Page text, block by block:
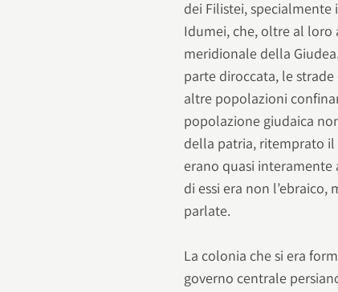
dei Filistei,
Idumei, che, oltre al
meridionale della
parte diroccata, le
altre popolazioni
popolazione giudaica
della patria, ritemprato il
erano quasi
di essi era non l’ebraico,
parlate.
La colonia che si era
governo centrale